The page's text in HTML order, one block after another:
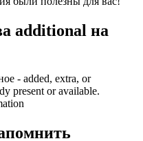
additional на
- added, extra, or
present or available.